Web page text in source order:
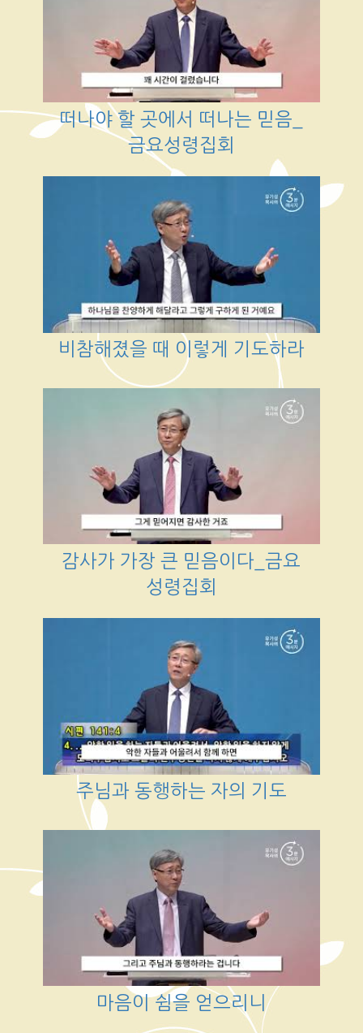
떠나야 할 곳에서 떠나는 믿음_
금요성령집회
비참해졌을 때 이렇게 기도하라
감사가 가장 큰 믿음이다_금요
성령집회
주님과 동행하는 자의 기도
마음이 쉼을 얻으리니